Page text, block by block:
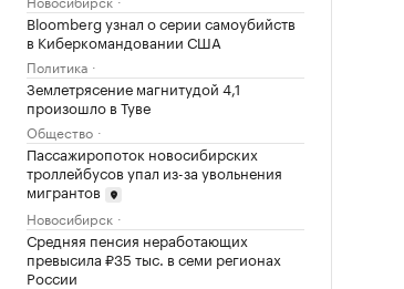
Bloomberg узнал о серии самоубийств
в Киберкомандовании США
Политика
Землетрясение магнитудой 4,1
произошло в Туве
Общество
Пассажиропоток новосибирских
троллейбусов упал из-за увольнения
мигрантов
Новосибирск
Средняя пенсия неработающих
превысила ₽35 тыс. в семи регионах
России